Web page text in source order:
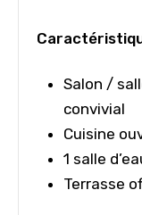
Salon /
convivial
Cuisine
1 salle
Terrasse